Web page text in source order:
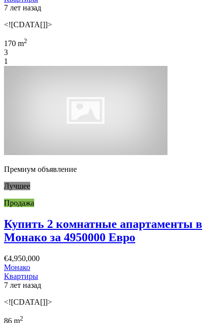
7 лет назад
<![CDATA[]]>
170 m2
3
1
Премиум объявление
Лучшее
Продажа
Купить 2 комнатные апартаменты в
Монако за 4950000 Евро
€4,950,000
Монако
Квартиры
7 лет назад
<![CDATA[]]>
86 m2